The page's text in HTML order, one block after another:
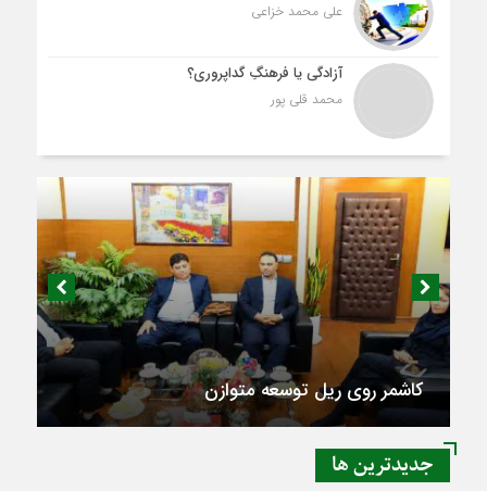
علی محمد خزاعی
آزادگی یا فرهنگِ گداپروری؟
محمد قلی پور
کاشمر روی ریل توسعه متوازن
جديدترين ها